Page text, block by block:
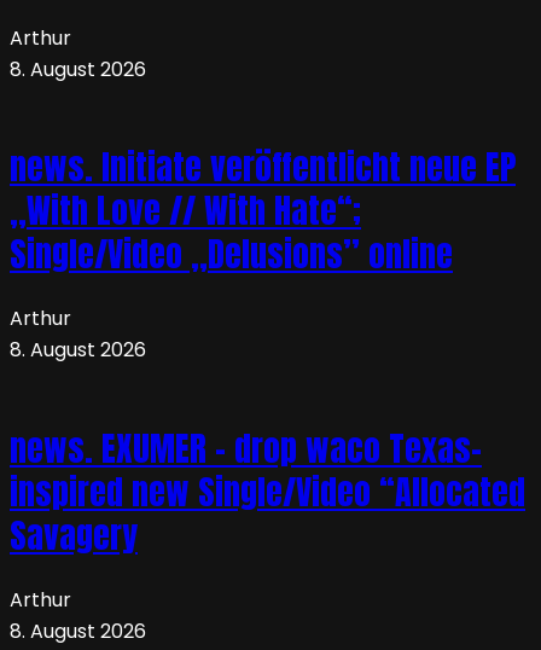
Arthur
8. August 2026
news. Initiate veröffentlicht neue EP
„With Love // With Hate“;
Single/Video „Delusions” online
Arthur
8. August 2026
news. EXUMER – drop waco Texas-
inspired new Single/Video “Allocated
Savagery
Arthur
8. August 2026